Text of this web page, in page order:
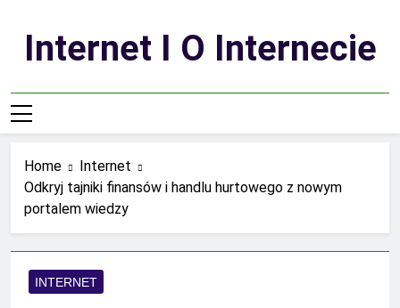
contentInternet I O Internecie
Home
Internet
Odkryj tajniki finansów i handlu hurtowego z nowym
portalem wiedzy
INTERNET